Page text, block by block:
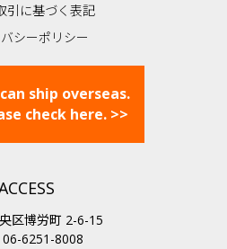
引に基づく表記
シーポリシー
ship overseas.
check here. >>
区博労町 2-6-15
06-6251-8008